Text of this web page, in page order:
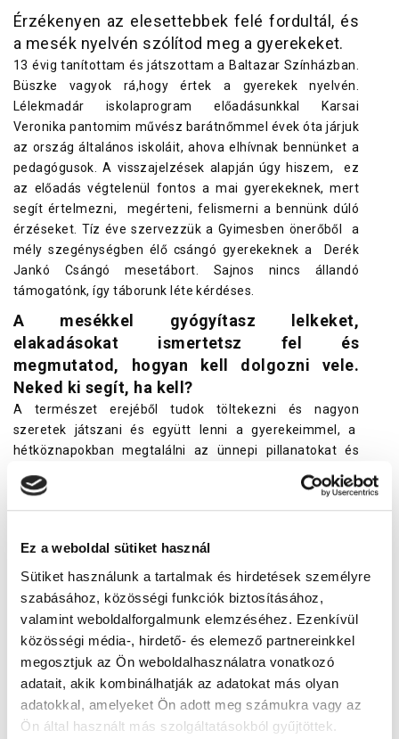
Ez a weboldal sütiket használ
Sütiket használunk a tartalmak és hirdetések személyre
szabásához, közösségi funkciók biztosításához,
valamint weboldalforgalmunk elemzéséhez. Ezenkívül
közösségi média-, hirdető- és elemező partnereinkkel
megosztjuk az Ön weboldalhasználatra vonatkozó
adatait, akik kombinálhatják az adatokat más olyan
adatokkal, amelyeket Ön adott meg számukra vagy az
Ön által használt más szolgáltatásokból gyűjtöttek.
Érzékenyen az elesettebbek felé fordultál, és
a mesék nyelvén szólítod meg a gyerekeket.
13 évig tanítottam és játszottam a Baltazar Színházban.
Büszke vagyok rá,hogy értek a gyerekek nyelvén.
Lélekmadár iskolaprogram előadásunkkal Karsai
Veronika pantomim művész barátnőmmel évek óta járjuk
az ország általános iskoláit, ahova elhívnak bennünket a
pedagógusok. A visszajelzések alapján úgy hiszem, ez
az előadás végtelenül fontos a mai gyerekeknek, mert
segít értelmezni, megérteni, felismerni a bennünk dúló
érzéseket. Tíz éve szervezzük a Gyimesben önerőből a
mély szegénységben élő csángó gyerekeknek a Derék
Jankó Csángó mesetábort. Sajnos nincs állandó
támogatónk, így táborunk léte kérdéses.
A mesékkel gyógyítasz lelkeket,
elakadásokat ismertetsz fel és
megmutatod, hogyan kell dolgozni vele.
Neked ki segít, ha kell?
A természet erejéből tudok töltekezni és nagyon
szeretek játszani és együtt lenni a gyerekeimmel, a
hétköznapokban megtalálni az ünnepi pillanatokat és
hálásnak lenni értük. A Bajor Gizi Színészmúzeumban
havonta van a Fényből szőtt mesék zenés családi
programunk Fehérváry Lilla muzsikussal. Emellett
csoportot a Downdog jógastúdióba. Fejből mesélek, a
hallgatóság inspirál, interaktív módon mindig élő a
történet. A mesehősöktől sokat tanulok, például azt is,
hogy cselekedni kell, nem szabad feladni a reményt, de
tenni is kell azért, ami igazan fontos. A döntés a
kezünkben van és mindig van egy kis fény a legsötétebb
gödör legmélyén is, nincs olyan rossz helyzet, amin ne
lehetne változtatni.
Vincze Kinga